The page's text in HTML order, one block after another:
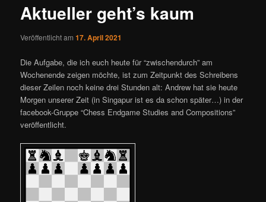
a
s
a
v
i
g
a
t
i
Aktueller geht’s kaum
Veröffentlicht am17. April 2021
Die Aufgabe, die ich euch heute für “zwischendurch” am
Wochenende zeigen möchte, ist zum Zeitpunkt des Schreibens
dieser Zeilen noch keine drei Stunden alt: Andrew hat sie heute
Morgen unserer Zeit (in Singapur ist es da schon später…) in der
facebook-Gruppe “Chess Endgame Studies and Compositions”
veröffentlicht.